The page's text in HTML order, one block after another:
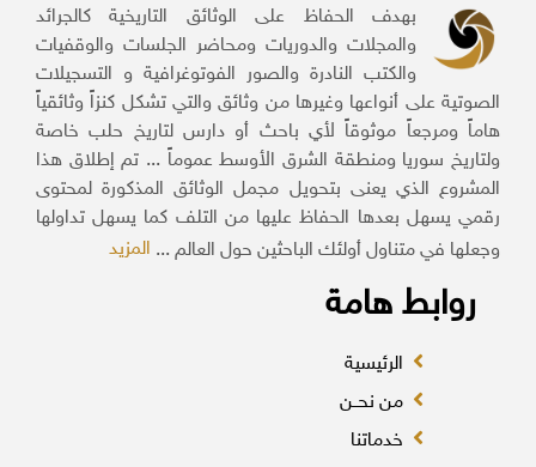
بهدف الحفاظ على الوثائق التاريخية كالجرائد
والمجلات والدوريات ومحاضر الجلسات والوقفيات
والكتب النادرة والصور الفوتوغرافية و التسجيلات
الصوتية على أنواعها وغيرها من وثائق والتي تشكل كنزاً وثائقياً
هاماً ومرجعاً موثوقاً لأي باحث أو دارس لتاريخ حلب خاصة
ولتاريخ سوريا ومنطقة الشرق الأوسط عموماً ... تم إطلاق هذا
المشروع الذي يعنى بتحويل مجمل الوثائق المذكورة لمحتوى
رقمي يسهل بعدها الحفاظ عليها من التلف كما يسهل تداولها
وجعلها في متناول أولئك الباحثين حول العالم ...المزيد
روابط هامة
الرئيسية
من نحــن
خدماتنا